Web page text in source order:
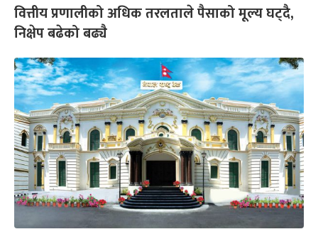
वित्तीय प्रणालीको अधिक तरलताले पैसाको मूल्य घट्दै,
निक्षेप बढेको बढ्यै